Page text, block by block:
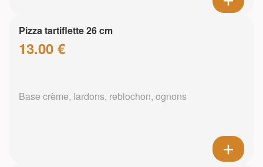
Pizza tartiflette 26 cm
13.00 €
Base crème, lardons, reblochon, ognons